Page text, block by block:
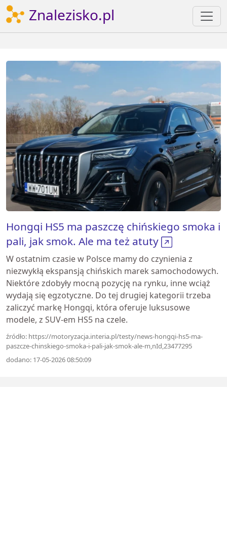
Znalezisko.pl
Hongqi HS5 ma paszczę chińskiego smoka i
pali, jak smok. Ale ma też atuty
W ostatnim czasie w Polsce mamy do czynienia z
niezwykłą ekspansją chińskich marek samochodowych.
Niektóre zdobyły mocną pozycję na rynku, inne wciąż
wydają się egzotyczne. Do tej drugiej kategorii trzeba
zaliczyć markę Hongqi, która oferuje luksusowe
modele, z SUV-em HS5 na czele.
źródło: https://motoryzacja.interia.pl/testy/news-hongqi-hs5-ma-
paszcze-chinskiego-smoka-i-pali-jak-smok-ale-m,nId,23477295
dodano: 17-05-2026 08:50:09